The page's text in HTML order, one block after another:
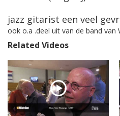
jazz gitarist een veel
ook o.a .deel uit van de band van
Related Videos